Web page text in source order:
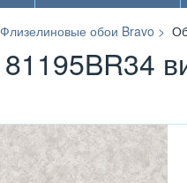
Флизелиновые обои Bravo